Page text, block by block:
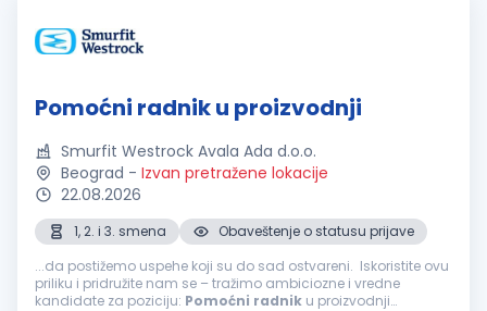
Pomoćni radnik u proizvodnji
Smurfit Westrock Avala Ada d.o.o.
Beograd - Izvan pretražene lokacije
22.08.2026
1, 2. i 3. smena
Obaveštenje o statusu prijave
...da postižemo uspehe koji su do sad ostvareni. Iskoristite ovu
priliku i pridružite nam se – tražimo ambiciozne i vredne
kandidate za poziciju: Pomoćni radnik u proizvodnji